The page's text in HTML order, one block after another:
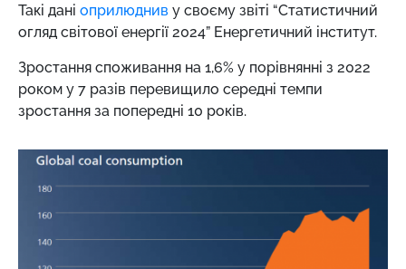
Такі дані оприлюднив у своєму звіті “Статистичний
огляд світової енергії 2024” Енергетичний інститут.
Зростання споживання на 1,6% у порівнянні з 2022
роком у 7 разів перевищило середні темпи
зростання за попередні 10 років.